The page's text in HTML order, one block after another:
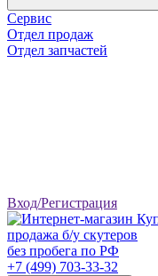
Сервис
Отдел продаж
Отдел запчастей
Вход/Регистрация
продажа б/у скутеров
без пробега по РФ
+7 (499) 703-33-32